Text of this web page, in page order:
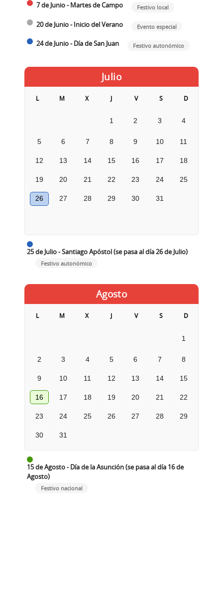
7 de Junio - Martes de Campo Festivo local
20 de Junio - Inicio del Verano Evento especial
24 de Junio - Día de San Juan Festivo autonómico
Julio
L M X J V S D
1 2 3 4
5 6 7 8 9 10 11
12 13 14 15 16 17 18
19 20 21 22 23 24 25
26 27 28 29 30 31
25 de Julio - Santiago Apóstol (se pasa al día 26 de Julio)
Festivo autonómico
Agosto
L M X J V S D
1
2 3 4 5 6 7 8
9 10 11 12 13 14 15
16 17 18 19 20 21 22
23 24 25 26 27 28 29
30 31
15 de Agosto - Día de la Asunción (se pasa al día 16 de
Agosto)
Festivo nacional